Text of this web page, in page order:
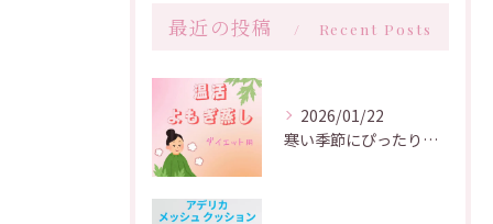
最近の投稿 Recent Posts
2026/01/22
寒い季節にぴったりな温活アイテム